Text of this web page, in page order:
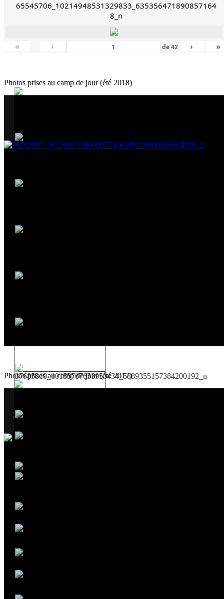
65545706_10214948531329833_635356471890857164
8_n
« ‹ de42 › »
Photos prises au camp de jour (été 2018)
Photos prises au camp de jour (été 2017)